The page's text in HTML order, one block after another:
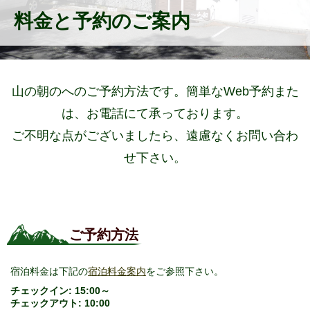
料金と予約のご案内
山の朝のへのご予約方法です。簡単なWeb予約また
は、お電話にて承っております。
ご不明な点がございましたら、遠慮なくお問い合わ
せ下さい。
ご予約方法
宿泊料金は下記の宿泊料金案内をご参照下さい。
チェックイン: 15:00～
チェックアウト: 10:00